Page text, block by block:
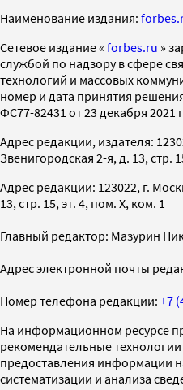
Наименование издания:
Cетевое издание « forbes.ru »
службой по надзору в сфере
технологий и массовых
номер и дата принятия
ФС77-82431 от 23 декабря 2021
Адрес редакции, издателя:
Звенигородская 2-я, д. 13, стр.
Адрес редакции: 123022, г.
13, стр. 15, эт. 4, пом. X, ком. 1
Главный редактор: Мазурин
Адрес электронной почты
Номер телефона редакции: +7
На информационном ресурсе
рекомендательные
предоставления информации
систематизации и анализа